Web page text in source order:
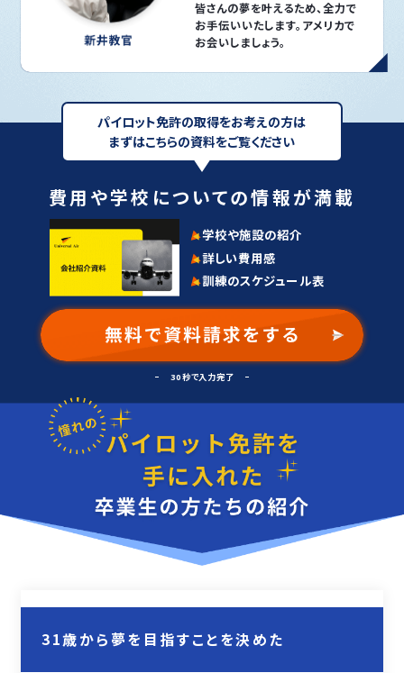
皆さんの夢を叶えるため、全力で
お手伝いいたします。アメリカで
お会いしましょう。
パイロット免許の取得をお考えの方は
まずはこちらの資料をご覧ください
費用や学校についての情報が満載
学校や施設の紹介
詳しい費用感
訓練のスケジュール表
30秒で入力完了
31歳から夢を目指すことを決めた